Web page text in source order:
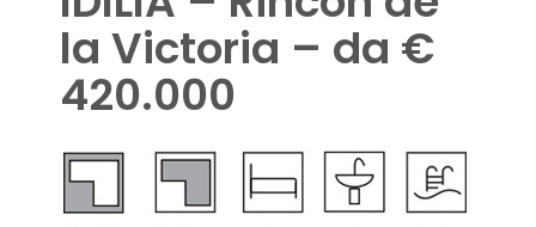
la Victoria – da €
420.000